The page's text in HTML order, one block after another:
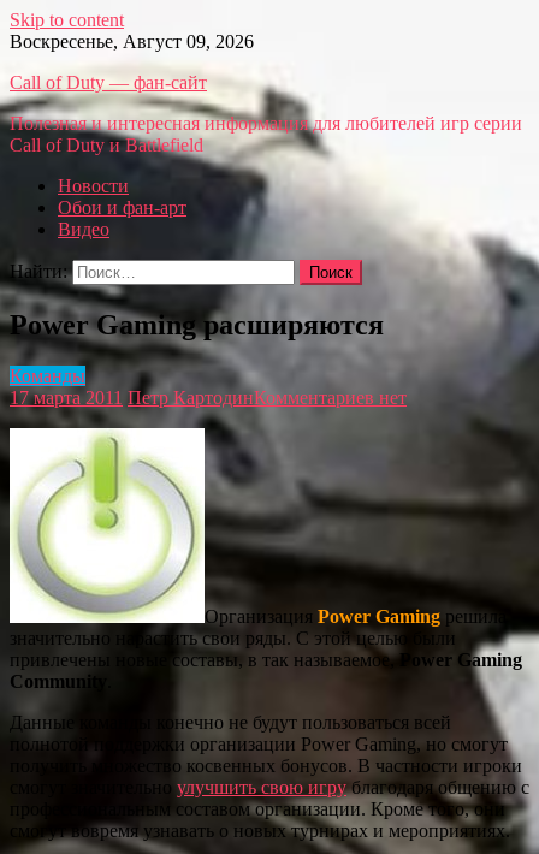
Skip to content
Воскресенье, Август 09, 2026
Call of Duty — фан-сайт
Полезная и интересная информация для любителей игр серии
Call of Duty и Battlefield
Новости
Обои и фан-арт
Видео
Найти:
Power Gaming расширяются
Команды
17 марта 2011 Петр КартодинКомментариев нет
Организация Power Gaming решила
значительно нарастить свои ряды. С этой целью были
привлечены новые составы, в так называемое, Power Gaming
Community
Данные команды конечно не будут пользоваться всей
полнотой поддержки организации Power Gaming, но смогут
получить множество косвенных бонусов. В частности игроки
смогут значительно улучшить свою игрублагодаря общению с
профессиональным составом организации. Кроме того, они
смогут вовремя узнавать о новых турнирах и мероприятиях.